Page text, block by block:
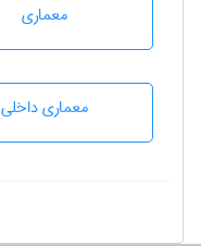
معماری
معماری داخلی